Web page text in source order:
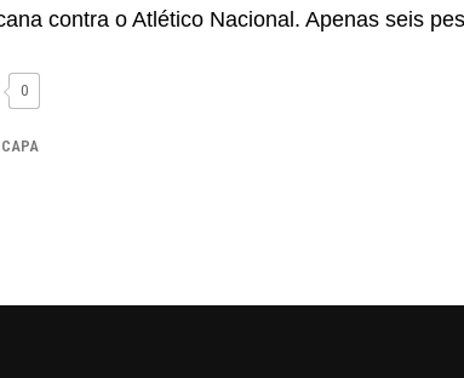
contra o Atlético Nacional. Apenas seis
0
CAPA